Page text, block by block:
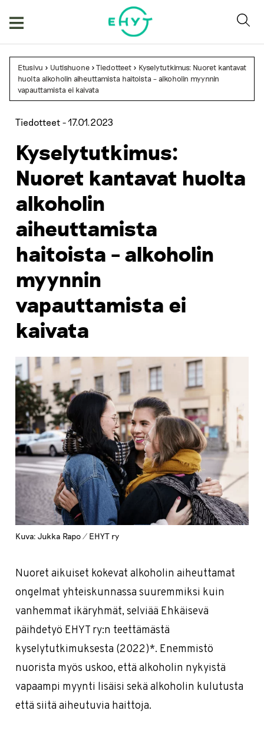
Etusivu > Uutishuone >Tiedotteet > Kyselytutkimus: Nuoret kantavat
huolta alkoholin aiheuttamista haitoista – alkoholin myynnin
vapauttamista ei kaivata
Tiedotteet -17.01.2023
Kyselytutkimus:
Nuoret kantavat huolta
alkoholin
aiheuttamista
haitoista – alkoholin
myynnin
vapauttamista ei
kaivata
Kuva: Jukka Rapo / EHYT ry
Nuoret aikuiset kokevat alkoholin aiheuttamat
ongelmat yhteiskunnassa suuremmiksi kuin
vanhemmat ikäryhmät, selviää Ehkäisevä
päihdetyö EHYT ry:n teettämästä
kyselytutkimuksesta (2022)*. Enemmistö
nuorista myös uskoo, että alkoholin nykyistä
vapaampi myynti lisäisi sekä alkoholin kulutusta
että siitä aiheutuvia haittoja.